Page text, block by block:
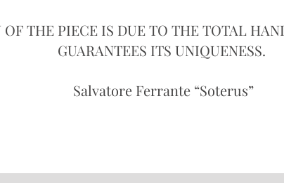
OF THE PIECE IS DUE TO THE TOTAL
GUARANTEES ITS UNIQUENESS.
Salvatore Ferrante “Soterus”